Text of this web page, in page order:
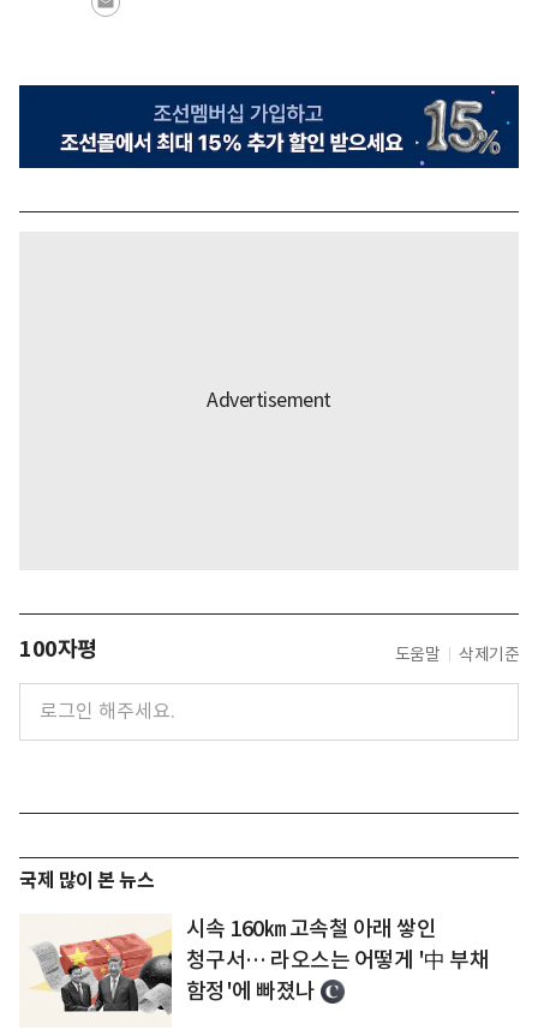
100자평 도움말 삭제기준
국제 많이 본 뉴스
시속 160㎞ 고속철 아래 쌓인
청구서… 라오스는 어떻게 '中 부채
함정'에 빠졌나